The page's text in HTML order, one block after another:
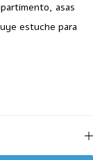
asas
estuche para